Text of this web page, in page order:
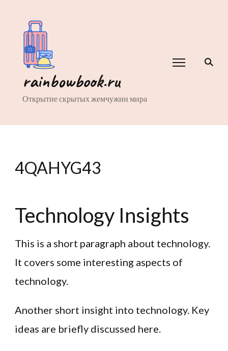
rainbowbook.ru
Открытие скрытых жемчужин мира
4QAHYG43
Technology Insights
This is a short paragraph about technology.
It covers some interesting aspects of
technology.
Another short insight into technology. Key
ideas are briefly discussed here.